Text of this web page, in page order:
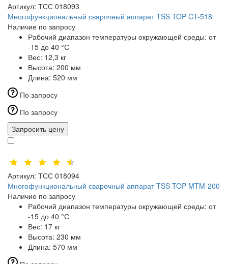
Артикул: ТСС 018093
Многофункциональный сварочный аппарат TSS TOP CT-518
Наличие по запросу
Рабочий диапазон температуры окружающей среды: от
-15 до 40 °С
Вес: 12,3 кг
Высота: 200 мм
Длина: 520 мм
По запросу
По запросу
Запросить цену
Артикул: ТСС 018094
Многофункциональный сварочный аппарат TSS TOP MTM-200
Наличие по запросу
Рабочий диапазон температуры окружающей среды: от
-15 до 40 °С
Вес: 17 кг
Высота: 230 мм
Длина: 570 мм